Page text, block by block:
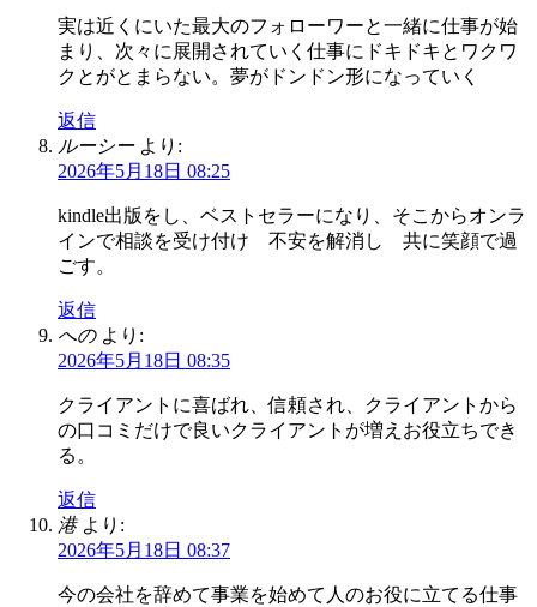
実は近くにいた最大のフォローワーと一緒に仕事が始
まり、次々に展開されていく仕事にドキドキとワクワ
クとがとまらない。夢がドンドン形になっていく
返信
ルーシー より:
2026年5月18日 08:25
kindle出版をし、ベストセラーになり、そこからオンラ
インで相談を受け付け 不安を解消し 共に笑顔で過
ごす。
返信
への より:
2026年5月18日 08:35
クライアントに喜ばれ、信頼され、クライアントから
の口コミだけで良いクライアントが増えお役立ちでき
る。
返信
港 より:
2026年5月18日 08:37
今の会社を辞めて事業を始めて人のお役に立てる仕事